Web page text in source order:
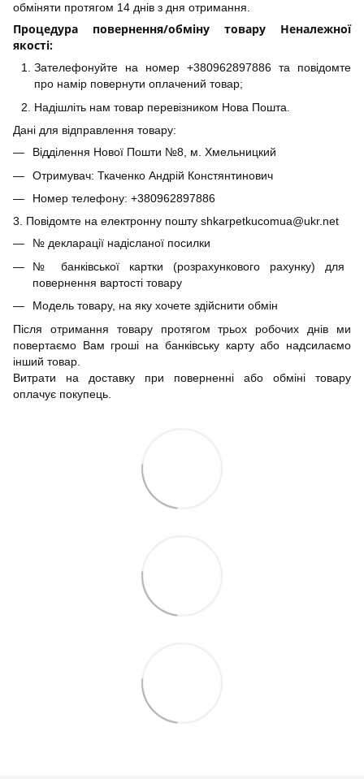
обміняти протягом 14 днів з дня отримання.
Процедура повернення/обміну товару Неналежної
якості:
Зателефонуйте на номер +380962897886 та повідомте
про намір повернути оплачений товар;
Надішліть нам товар перевізником Нова Пошта.
Дані для відправлення товару:
Відділення Нової Пошти №8, м. Хмельницкий
Отримувач: Ткаченко Андрій Констянтинович
Номер телефону: +380962897886
3. Повідомте на електронну пошту shkarpetkucomua@ukr.net
№ декларації надісланої посилки
№ банківської картки (розрахункового рахунку) для
повернення вартості товару
Модель товару, на яку хочете здійснити обмін
Після отримання товару протягом трьох робочих днів ми
повертаємо Вам гроші на банківську карту або надсилаємо
інший товар.
Витрати на доставку при поверненні або обміні товару
оплачує покупець.